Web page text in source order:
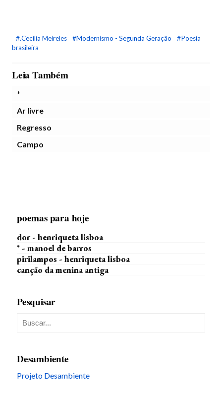
#.Cecília Meireles #Modernismo - Segunda Geração
#Poesia
brasileira
Leia Também
*
Ar livre
Regresso
Campo
poemas para hoje
dor - henriqueta lisboa
* - manoel de barros
pirilampos - henriqueta lisboa
canção da menina antiga
Pesquisar
Desambiente
Projeto Desambiente